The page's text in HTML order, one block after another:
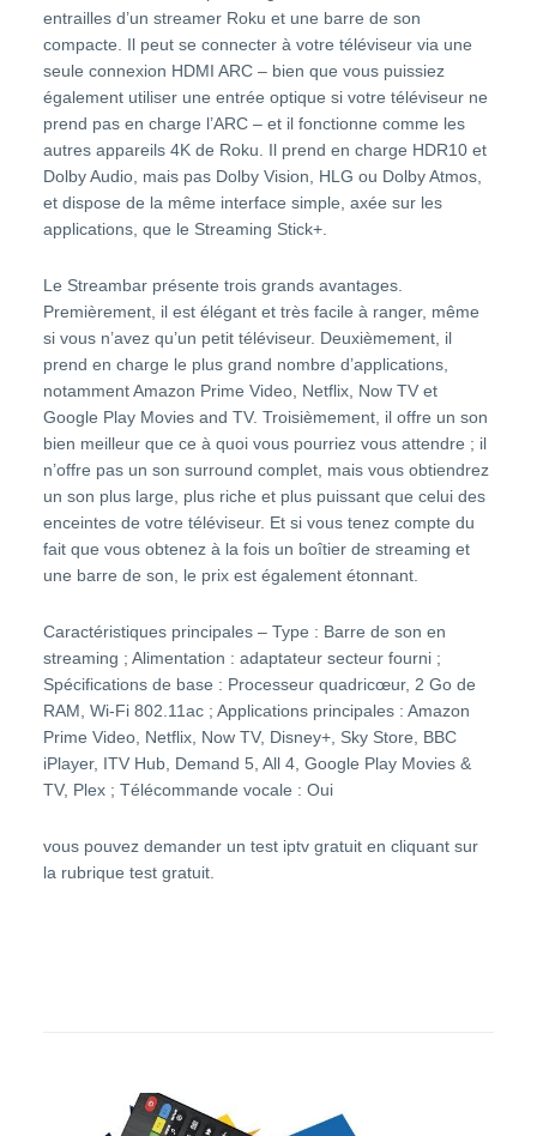
entrailles d’un streamer Roku et une barre de son
compacte. Il peut se connecter à votre téléviseur via une
seule connexion HDMI ARC – bien que vous puissiez
également utiliser une entrée optique si votre téléviseur ne
prend pas en charge l’ARC – et il fonctionne comme les
autres appareils 4K de Roku. Il prend en charge HDR10 et
Dolby Audio, mais pas Dolby Vision, HLG ou Dolby Atmos,
et dispose de la même interface simple, axée sur les
applications, que le Streaming Stick+.
Le Streambar présente trois grands avantages.
Premièrement, il est élégant et très facile à ranger, même
si vous n’avez qu’un petit téléviseur. Deuxièmement, il
prend en charge le plus grand nombre d’applications,
notamment Amazon Prime Video, Netflix, Now TV et
Google Play Movies and TV. Troisièmement, il offre un son
bien meilleur que ce à quoi vous pourriez vous attendre ; il
n’offre pas un son surround complet, mais vous obtiendrez
un son plus large, plus riche et plus puissant que celui des
enceintes de votre téléviseur. Et si vous tenez compte du
fait que vous obtenez à la fois un boîtier de streaming et
une barre de son, le prix est également étonnant.
Caractéristiques principales – Type : Barre de son en
streaming ; Alimentation : adaptateur secteur fourni ;
Spécifications de base : Processeur quadricœur, 2 Go de
RAM, Wi-Fi 802.11ac ; Applications principales : Amazon
Prime Video, Netflix, Now TV, Disney+, Sky Store, BBC
iPlayer, ITV Hub, Demand 5, All 4, Google Play Movies &
TV, Plex ; Télécommande vocale : Oui
vous pouvez demander un test iptv gratuiten cliquant sur
la rubrique test gratuit.